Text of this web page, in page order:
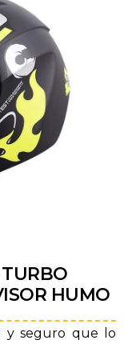
HUMO
y seguro que lo